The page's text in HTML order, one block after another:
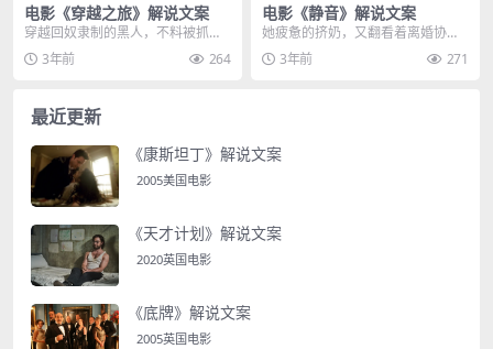
电影《穿越之旅》解说文案
穿越回奴隶制的黑人，不料被抓起
来当成奴隶拍卖，在拍卖台上，他
们穿的两条现代内裤格...
3年前 264
电影《静音》解说文案
她疲惫的挤奶，又翻看着离婚协议
书，满地的尿不湿，还有水池里的
碗筷，以及成堆的脏衣...
3年前 271
最近更新
《康斯坦丁》解说文案
2005美国电影
《天才计划》解说文案
2020英国电影
《底牌》解说文案
2005英国电影